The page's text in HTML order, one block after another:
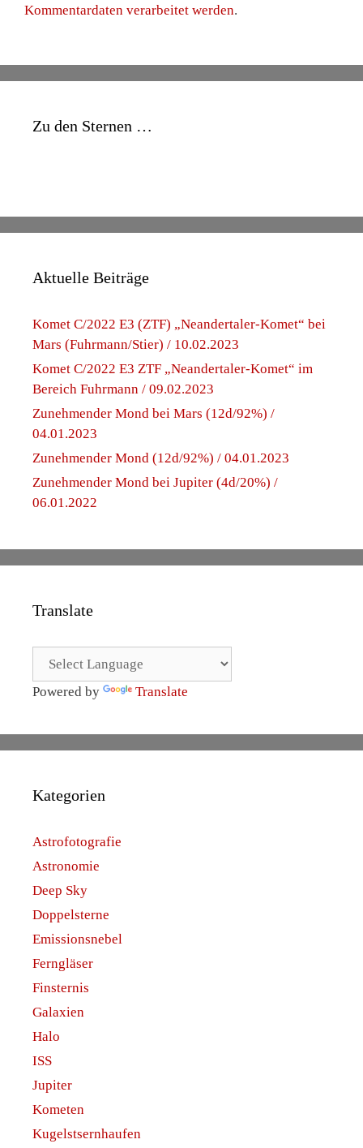
Kommentardaten verarbeitet werden.
Zu den Sternen …
Aktuelle Beiträge
Komet C/2022 E3 (ZTF) „Neandertaler-Komet“ bei
Mars (Fuhrmann/Stier) / 10.02.2023
Komet C/2022 E3 ZTF „Neandertaler-Komet“ im
Bereich Fuhrmann / 09.02.2023
Zunehmender Mond bei Mars (12d/92%) /
04.01.2023
Zunehmender Mond (12d/92%) / 04.01.2023
Zunehmender Mond bei Jupiter (4d/20%) /
06.01.2022
Translate
Powered by Translate
Kategorien
Astrofotografie
Astronomie
Deep Sky
Doppelsterne
Emissionsnebel
Ferngläser
Finsternis
Galaxien
Halo
ISS
Jupiter
Kometen
Kugelstsernhaufen